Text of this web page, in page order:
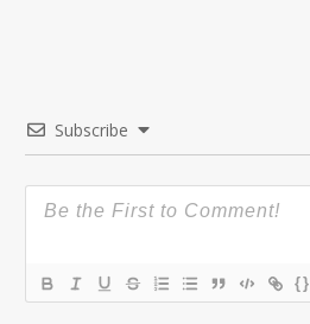
Subscribe
{}